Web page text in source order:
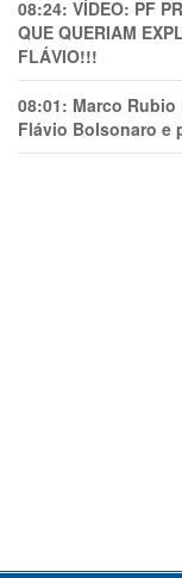
08:24: VÍDEO: PF
QUE QUERIAM
FLÁVIO!!!
08:01: Marco
Flávio Bolsonaro e